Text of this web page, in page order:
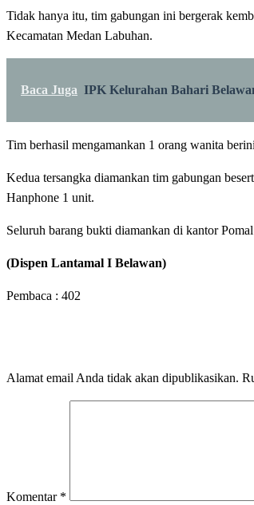
Tidak hanya itu, tim gabungan ini bergerak
Kecamatan Medan Labuhan.
Baca Juga IPK Kelurahan Bahari
Tim berhasil mengamankan 1 orang wanita
Kedua tersangka diamankan tim gabungan
Hanphone 1 unit.
Seluruh barang bukti diamankan di kantor
(Dispen Lantamal I Belawan)
Pembaca : 402
Alamat email Anda tidak akan dipublikasikan.
Komentar *